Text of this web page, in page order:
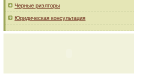
Черные риэлторы
Юридическая консультация